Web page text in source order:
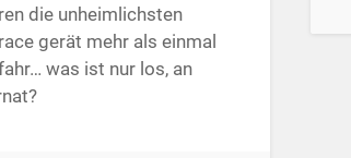
die unheimlichsten
gerät mehr als einmal
was ist nur los, an